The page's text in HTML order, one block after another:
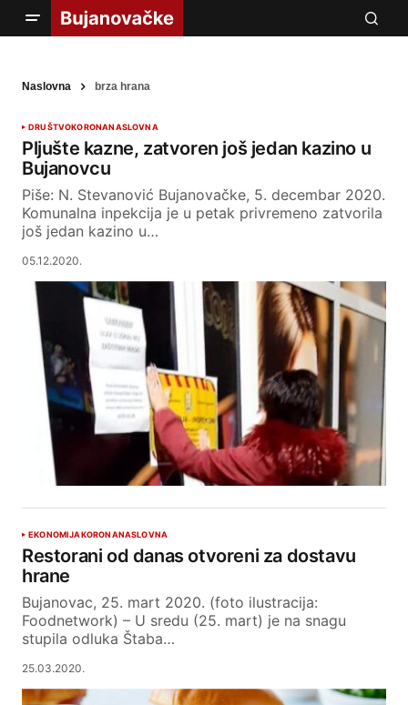
Naslovna brza hrana
DRUŠTVOKORONANASLOVNA
Pljušte kazne, zatvoren još jedan kazino u
Bujanovcu
Piše: N. Stevanović Bujanovačke, 5. decembar 2020.
Komunalna inpekcija je u petak privremeno zatvorila
još jedan kazino u…
05.12.2020.
EKONOMIJAKORONANASLOVNA
Restorani od danas otvoreni za dostavu
hrane
Bujanovac, 25. mart 2020. (foto ilustracija:
Foodnetwork) – U sredu (25. mart) je na snagu
stupila odluka Štaba…
25.03.2020.